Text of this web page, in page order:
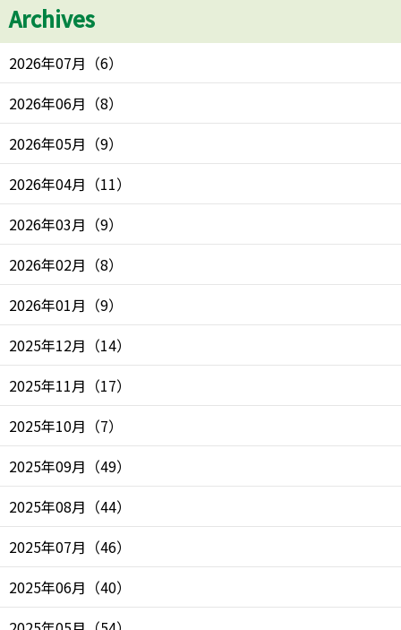
Archives
2026年07月 （6）
2026年06月 （8）
2026年05月 （9）
2026年04月 （11）
2026年03月 （9）
2026年02月 （8）
2026年01月 （9）
2025年12月 （14）
2025年11月 （17）
2025年10月 （7）
2025年09月 （49）
2025年08月 （44）
2025年07月 （46）
2025年06月 （40）